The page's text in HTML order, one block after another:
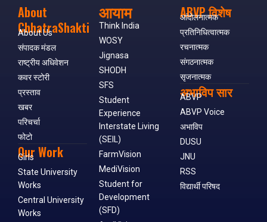
About
ChhatraShakti
About Us
संपादक मंडल
राष्ट्रीय अधिवेशन
कवर स्टोरी
प्रस्ताव
खबर
परिचर्चा
फोटो
Our Work
Girls
State University
Works
Central University
Works
आयाम
Think India
WOSY
Jignasa
SHODH
SFS
Student
Experience
Interstate Living
(SEIL)
FarmVision
MediVision
Student for
Development
(SFD)
ABVP विशेष
आंदोलनात्मक
प्रतिनिधित्वात्मक
रचनात्मक
संगठनात्मक
सृजनात्मक
अभाविप सार
ABVP
ABVP Voice
अभाविप
DUSU
JNU
RSS
विद्यार्थी परिषद